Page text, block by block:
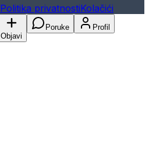
Politika privatnostiKolačići
Objavi
Poruke Profil